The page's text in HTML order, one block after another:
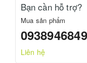
Bạn cần hỗ trợ?
Mua sản phẩm
0938946849
Liên hệ